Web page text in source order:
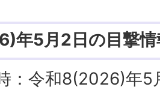
年5月2日の目撃情
：令和8(2026)年5